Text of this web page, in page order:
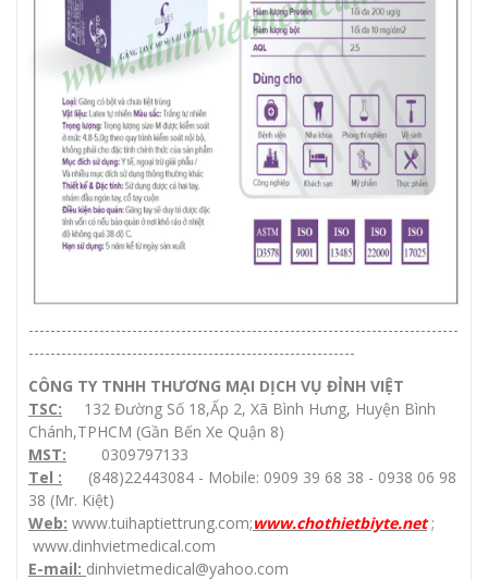
-------------------------------------------------------------------------------
------------------------------------------------------------
CÔNG TY TNHH THƯƠNG MẠI DỊCH VỤ ĐỈNH VIỆT
TSC: 132 Đường Số 18,Ấp 2, Xã Bình Hưng, Huyện Bình
Chánh,TPHCM (Gần Bến Xe Quận 8)
MST: 0309797133
Tel : (848)22443084 - Mobile: 0909 39 68 38 - 0938 06 98
38 (Mr. Kiệt)
Web: www.tuihaptiettrung.com;www.chothietbiyte.net;
www.dinhvietmedical.com
E-mail: dinhvietmedical@yahoo.com